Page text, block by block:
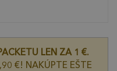
LEN ZA 1 €.
€! NAKÚPTE EŠTE